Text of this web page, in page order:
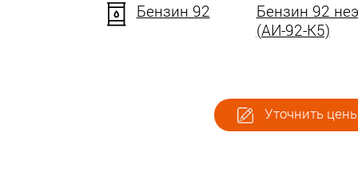
Бензин 92
Бензин 92
(АИ-92-К5)
Уточнить